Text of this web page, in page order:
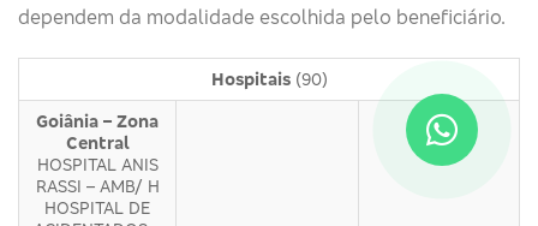
dependem da modalidade escolhida pelo beneficiário.
Hospitais(90)
Goiânia – Zona
Central
HOSPITAL ANIS
RASSI – AMB/ H
HOSPITAL DE